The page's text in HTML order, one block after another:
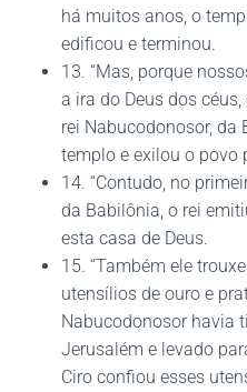
há muitos anos, o
edificou e terminou.
13. “Mas, porque
a ira do Deus dos
rei Nabucodonosor, da
templo e exilou o povo
14. “Contudo, no
da Babilônia, o rei
esta casa de Deus.
15. “Também ele
utensílios de ouro e
Nabucodonosor havia
Jerusalém e levado
Ciro confiou esses